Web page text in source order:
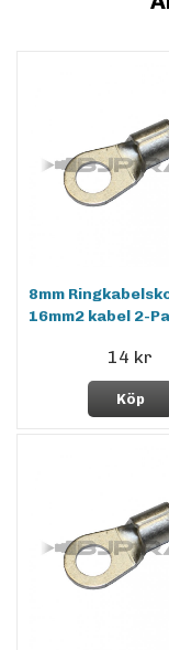
8mm
16mm2 kabel 2-
14 kr
Köp